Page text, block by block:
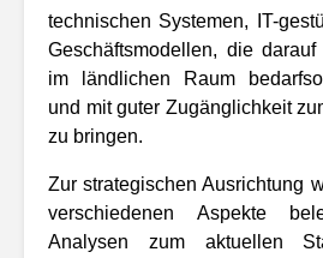
technischen Systemen, IT-
Geschäftsmodellen, die
im ländlichen Raum
und mit guter Zugänglichkeit
zu bringen.
Zur strategischen Ausrichtung
verschiedenen Aspekte
Analysen zum aktuellen